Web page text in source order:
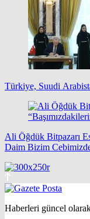
Türkiye, Suudi
Ali Öğdük Bitpazarı
Daim Bizim
Haberleri güncel